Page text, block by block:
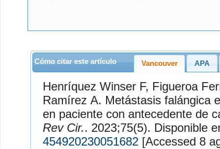
Cómo citar este artículo Vancouver APA
Henríquez WinserF, Figueroa
Ramírez A. Metástasis falángica en dedo anular derecho
en paciente con antecedente de
Rev Cir.
. 2023;75(5).
454920230051682